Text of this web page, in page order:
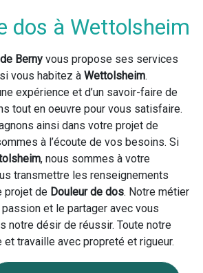
dos à Wettolsheim
Berny vous propose ses services
vous habitez à Wettolsheim.
expérience et d’un savoir-faire de
tout en oeuvre pour vous satisfaire.
ainsi dans votre projet de
à l’écoute de vos besoins. Si
, nous sommes à votre
transmettre les renseignements
projet de Douleur de dos. Notre métier
et le partager avec vous
notre désir de réussir. Toute notre
travaille avec propreté et rigueur.